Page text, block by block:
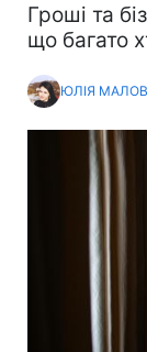
Гроші та
що багато
ЮЛІЯ